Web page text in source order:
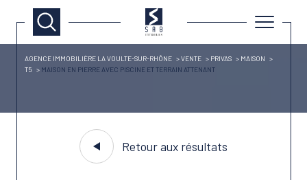
AGENCE IMMOBILIÈRE LA VOULTE-SUR-RHÔNE VENTE PRIVAS
MAISON
T5
MAISON EN PIERRE AVEC PISCINE ET TERRAIN ATTENANT
Retour aux résultats